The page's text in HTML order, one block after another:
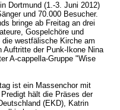
Dortmund (1.-3. Juni 2012)
und 70.000 Besucher.
bringe ab Freitag an drei
Gospelchöre und
westfälische Kirche am
Auftritte der Punk-Ikone Nina
A-cappella-Gruppe "Wise
ist ein Massenchor mit
hält die Präses der
(EKD), Katrin